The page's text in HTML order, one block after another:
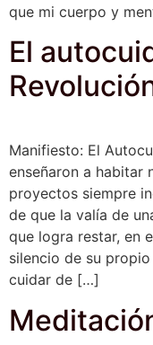
que mi cuerpo y
El
Manifiesto: El
enseñaron a habitar
proyectos siempre
de que la valía de
que logra restar, en
silencio de su
cuidar de […]